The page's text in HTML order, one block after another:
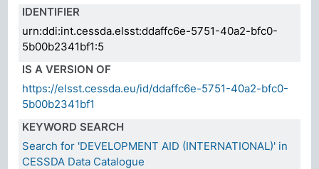
IDENTIFIER
urn:ddi:int.cessda.elsst:ddaffc6e-5751-40a2-bfc0-
5b00b2341bf1:5
IS A VERSION OF
https://elsst.cessda.eu/id/ddaffc6e-5751-40a2-bfc0-
5b00b2341bf1
KEYWORD SEARCH
Search for 'DEVELOPMENT AID (INTERNATIONAL)' in
CESSDA Data Catalogue